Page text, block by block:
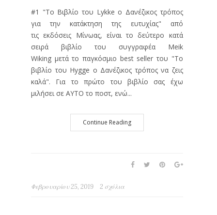
#1 "Το Βιβλίο του Lykke ο Δανέζικος τρόπος
για την κατάκτηση της ευτυχίας" από
τις εκδόσεις Μίνωας, είναι το δεύτερο κατά
σειρά βιβλίο του συγγραφέα Meik
Wiking μετά το παγκόσμιο best seller του "Το
βιβλίο του Hygge ο Δανέζικος τρόπος να ζεις
καλά". Για το πρώτο του βιβλίο σας έχω
μιλήσει σε ΑΥΤΟ το ποστ, ενώ...
Continue Reading
Φεβρουαρίου 25, 2019 2 σχόλια